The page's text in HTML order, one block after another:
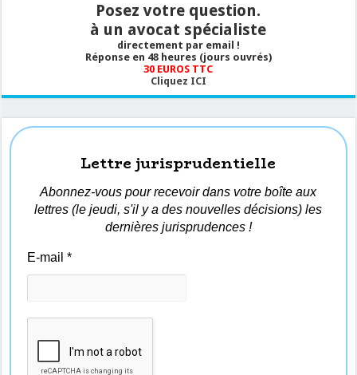
Posez votre question.
à un avocat spécialiste
directement par email !
Réponse en 48 heures (jours ouvrés)
30 EUROS TTC
Cliquez ICI
Lettre jurisprudentielle
Abonnez-vous pour recevoir dans votre boîte aux
lettres (le jeudi, s'il y a des nouvelles décisions) les
dernières jurisprudences !
E-mail*